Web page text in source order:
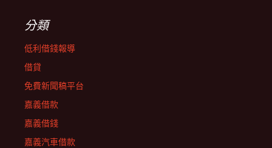
分類
低利借錢報導
借貸
免費新聞稿平台
嘉義借款
嘉義借錢
嘉義汽車借款